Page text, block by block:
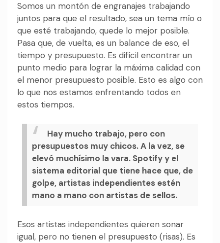
Somos un montón de engranajes trabajando
juntos para que el resultado, sea un tema mío o
que esté trabajando, quede lo mejor posible.
Pasa que, de vuelta, es un balance de eso, el
tiempo y presupuesto. Es difícil encontrar un
punto medio para lograr la máxima calidad con
el menor presupuesto posible. Esto es algo con
lo que nos estamos enfrentando todos en
estos tiempos.
Hay mucho trabajo, pero con
presupuestos muy chicos. A la vez, se
elevó muchísimo la vara. Spotify y el
sistema editorial que tiene hace que, de
golpe, artistas independientes estén
mano a mano con artistas de sellos.
Esos artistas independientes quieren sonar
igual, pero no tienen el presupuesto (risas). Es